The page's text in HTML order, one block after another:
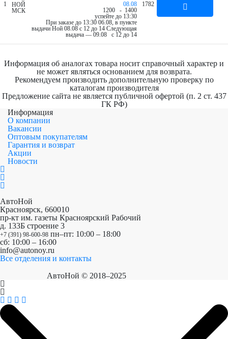
1
НОЙ
МСК
08.08
1200 - 1400
успейте до 13:30
При заказе до 13:30 06.08, в пункте
выдачи Ной 08.08 c 12 до 14 Следующая
выдача — 09.08 c 12 до 14
1782
Информация об аналогах товара носит справочный характер и
не может являться основанием для возврата.
Рекомендуем производить дополнительную проверку по
каталогам производителя
Предложение сайта не является публичной офертой (п. 2 ст. 437
ГК РФ)
Информация
О компании
Вакансии
Оптовым покупателям
Гарантия и возврат
Акции
Новости
АвтоНой
Красноярск, 660010
пр-кт им. газеты Красноярский Рабочий
д. 133Б строение 3
+7 (391) 98-600-98 пн–пт: 10:00 – 18:00
сб: 10:00 – 16:00
info@autonoy.ru
Все отделения и контакты
АвтоНой © 2018–2025